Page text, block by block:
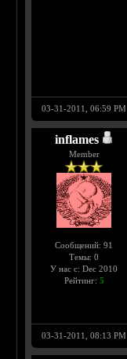
03-31-2011, 06:59 PM
inflames
Member
Сообщений: 91
Темы: 0
У нас с: Dec 2010
Рейтинг: 5
03-31-2011, 08:13 PM